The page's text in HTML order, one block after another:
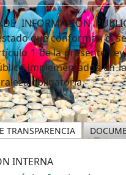
DE INFORMACIÓN
que conforman el
1 de la presente
implementados en
obligatoria.
TRANSPARENCIA
INTERNA